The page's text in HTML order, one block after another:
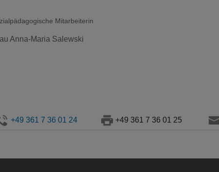
Mitarbeiterin
Anna-Maria Salewski
+49 361 7 36 01 24 +49 361 7 36 01 25